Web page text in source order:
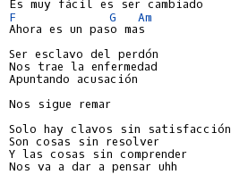
F
G
Am
Ahora es un paso mas
Ser esclavo del perdón
Nos trae la enfermedad
Apuntando acusación
Nos sigue remar
Solo hay clavos sin satisfacción
Son cosas sin resolver
Y las cosas sin comprender
Nos va a dar a pensar uhh